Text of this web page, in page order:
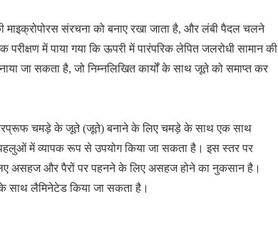
माइक्रोपोरस संरचना को बनाए रखा जाता है, और लंबी पैदल चलने
में पाया गया कि ऊपरी में पारंपरिक लेपित जलरोधी सामान की
जा सकता है, जो निम्नलिखित कार्यों के साथ जूते को समाप्त कर
चमड़े के जूते (जूते) बनाने के लिए चमड़े के साथ एक साथ
में व्यापक रूप से उपयोग किया जा सकता है। इस स्तर पर
असहज और पैरों पर पहनने के लिए असहज होने का नुकसान है।
साथ लैमिनेटेड किया जा सकता है।